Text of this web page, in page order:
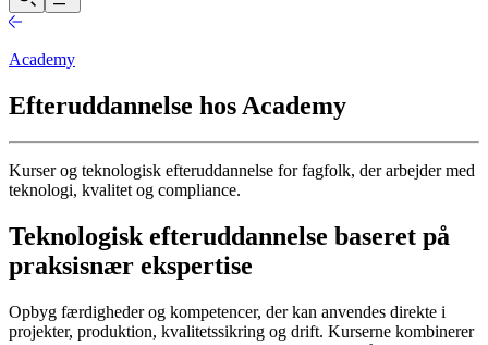
Academy
Efteruddannelse hos Academy
Kurser og teknologisk efteruddannelse for fagfolk, der arbejder med
teknologi, kvalitet og compliance.
Teknologisk efteruddannelse baseret på
praksisnær ekspertise
Opbyg færdigheder og kompetencer, der kan anvendes direkte i
projekter, produktion, kvalitetssikring og drift. Kurserne kombinerer